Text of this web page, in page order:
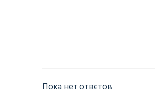
Пока нет ответов